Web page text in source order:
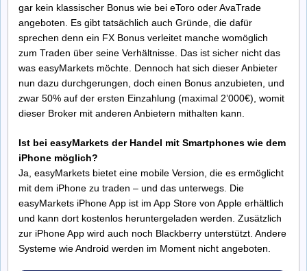
gar kein klassischer Bonus wie bei eToro oder AvaTrade
angeboten. Es gibt tatsächlich auch Gründe, die dafür
sprechen denn ein FX Bonus verleitet manche womöglich
zum Traden über seine Verhältnisse. Das ist sicher nicht das
was easyMarkets möchte. Dennoch hat sich dieser Anbieter
nun dazu durchgerungen, doch einen Bonus anzubieten, und
zwar 50% auf der ersten Einzahlung (maximal 2’000€), womit
dieser Broker mit anderen Anbietern mithalten kann.
Ist bei easyMarkets der Handel mit Smartphones wie dem
iPhone möglich?
Ja, easyMarkets bietet eine mobile Version, die es ermöglicht
mit dem iPhone zu traden – und das unterwegs. Die
easyMarkets iPhone App ist im App Store von Apple erhältlich
und kann dort kostenlos heruntergeladen werden. Zusätzlich
zur iPhone App wird auch noch Blackberry unterstützt. Andere
Systeme wie Android werden im Moment nicht angeboten.